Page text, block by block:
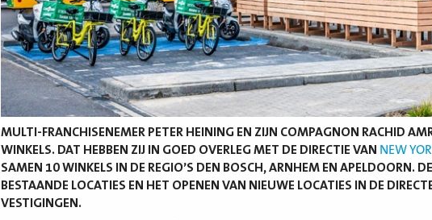
MULTI-FRANCHISENEMER PETER HEINING EN ZIJN COMPAGNON RACHID
WINKELS. DAT HEBBEN ZIJ IN GOED OVERLEG MET DE DIRECTIE VAN NEW
SAMEN 10 WINKELS IN DE REGIO’S DEN BOSCH, ARNHEM EN APELDOORN.
BESTAANDE LOCATIES EN HET OPENEN VAN NIEUWE LOCATIES IN DE
VESTIGINGEN.